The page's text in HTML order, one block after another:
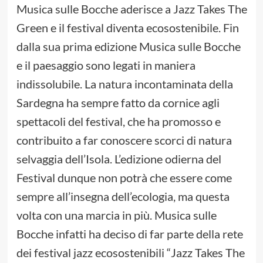
Musica sulle Bocche aderisce a Jazz Takes The
Green e il festival diventa ecosostenibile. Fin
dalla sua prima edizione Musica sulle Bocche
e il paesaggio sono legati in maniera
indissolubile. La natura incontaminata della
Sardegna ha sempre fatto da cornice agli
spettacoli del festival, che ha promosso e
contribuito a far conoscere scorci di natura
selvaggia dell’Isola. L’edizione odierna del
Festival dunque non potrà che essere come
sempre all’insegna dell’ecologia, ma questa
volta con una marcia in più. Musica sulle
Bocche infatti ha deciso di far parte della rete
dei festival jazz ecosostenibili “Jazz Takes The